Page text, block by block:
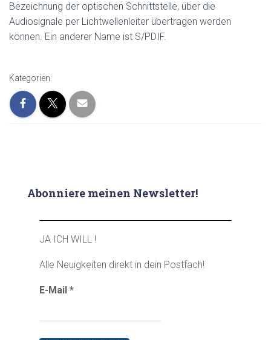
Bezeichnung der optischen Schnittstelle, über die
Audiosignale per Lichtwellenleiter übertragen werden
können. Ein anderer Name ist S/PDIF.
Kategorien:
Abonniere meinen Newsletter!
JA ICH WILL !
Alle Neuigkeiten direkt in dein Postfach!
E-Mail *